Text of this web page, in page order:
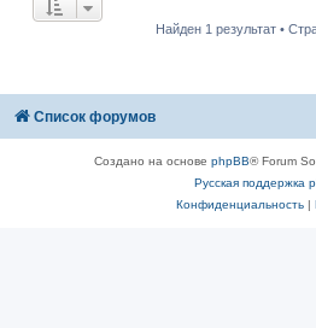
Найден 1 результат •
Список форумов
Создано на основе phpBB® Forum
Русская поддержка
Конфиденциальность|